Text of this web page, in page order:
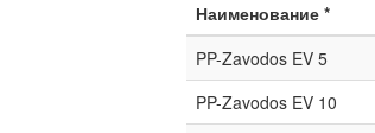
Наименование *
PP-Zavodos EV 5
PP-Zavodos EV 10